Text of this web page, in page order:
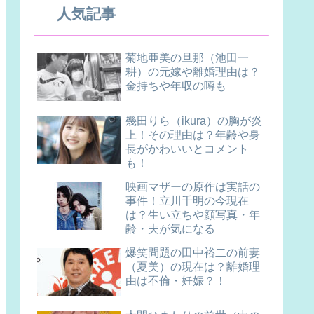
人気記事
菊地亜美の旦那（池田一
耕）の元嫁や離婚理由は？
金持ちや年収の噂も
幾田りら（ikura）の胸が炎
上！その理由は？年齢や身
長がかわいいとコメント
も！
映画マザーの原作は実話の
事件！立川千明の今現在
は？生い立ちや顔写真・年
齢・夫が気になる
爆笑問題の田中裕二の前妻
（夏美）の現在は？離婚理
由は不倫・妊娠？！